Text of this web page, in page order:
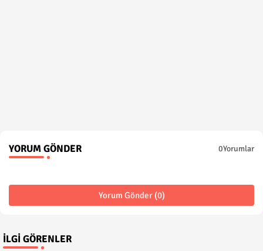
YORUM GÖNDER 0Yorumlar
Yorum Gönder (0)
İLGI GÖRENLER